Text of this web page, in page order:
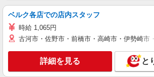
ベルク各店での店内スタッフ
時給 1,065円
古河市・佐野市・前橋市・高崎市・伊勢崎
詳細を見る と